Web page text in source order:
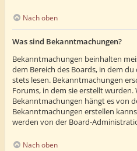
Nach oben
Was sind Bekanntmachungen?
Bekanntmachungen beinhalten
dem Bereich des Boards, in dem
stets lesen. Bekanntmachungen
Forums, in dem sie erstellt wurden.
Bekanntmachungen hängt es von
Bekanntmachungen erstellen
werden von der Board-
Nach oben